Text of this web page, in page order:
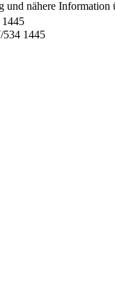
und nähere Information
1445
1445